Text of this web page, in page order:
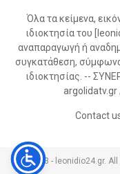
Όλα τα κείμενα,
ιδιοκτησία του
αναπαραγωγή ή
συγκατάθεση,
ιδιοκτησίας. --
Contact
@2023 - leonidio24.gr.